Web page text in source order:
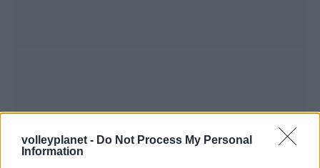
volleyplanet - Do Not Process My Personal
Information